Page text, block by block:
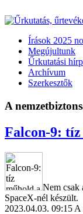
Írások 2025
Megújultunk
Űrkutatási
Archívum
Szerkesztők
A
Falcon-9: tíz
Nem csak
SpaceX-nél készült.
2023.04.03. 09:15 A